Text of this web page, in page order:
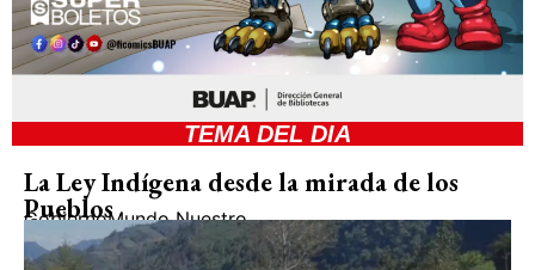
TEMA DEL DIA
La Ley Indígena desde la mirada de los
Pueblos
GobiernoMundo Nuestro